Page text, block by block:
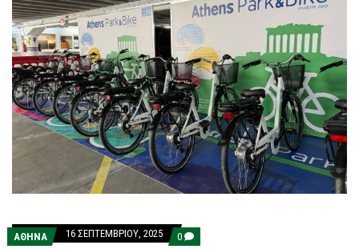
ΑΘΗΝΑ 16 ΣΕΠΤΕΜΒΡΊΟΥ, 2025 0 COMMENTS